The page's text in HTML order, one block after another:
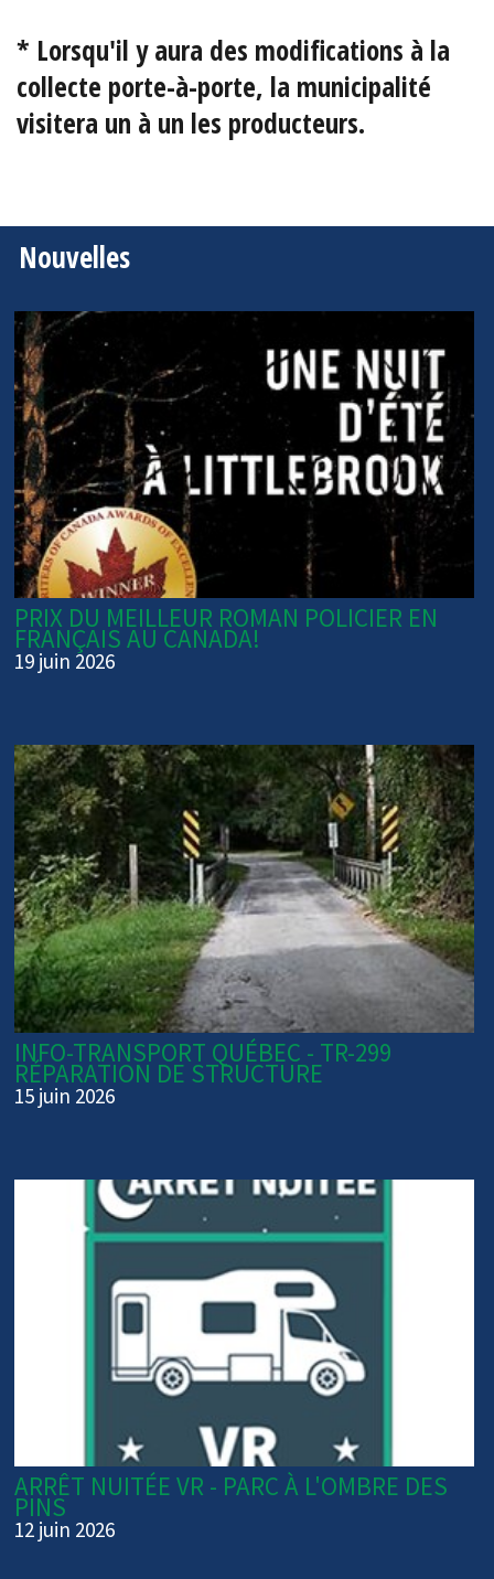
* Lorsqu'il y aura des modifications à la
collecte porte-à-porte, la municipalité
visitera un à un les producteurs.
Nouvelles
PRIX DU MEILLEUR ROMAN POLICIER EN
FRANÇAIS AU CANADA!
19 juin 2026
INFO-TRANSPORT QUÉBEC - TR-299
RÉPARATION DE STRUCTURE
15 juin 2026
ARRÊT NUITÉE VR - PARC À L'OMBRE DES
PINS
12 juin 2026